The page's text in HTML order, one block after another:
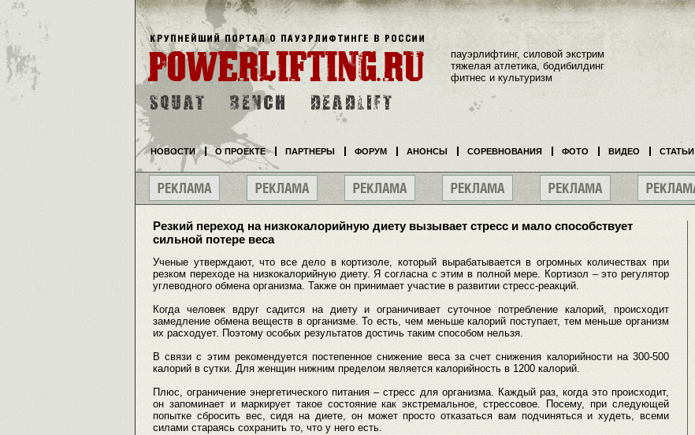
Резкий переход на низкокалорийную диету вызывает стресс и мало способствует
сильной потере веса
Ученые утверждают, что все дело в кортизоле, который вырабатывается в огромных количествах при
резком переходе на низкокалорийную диету. Я согласна с этим в полной мере. Кортизол – это регулятор
углеводного обмена организма. Также он принимает участие в развитии стресс-реакций.
Когда человек вдруг садится на диету и ограничивает суточное потребление калорий, происходит
замедление обмена веществ в организме. То есть, чем меньше калорий поступает, тем меньше организм
их расходует. Поэтому особых результатов достичь таким способом нельзя.
В связи с этим рекомендуется постепенное снижение веса за счет снижения калорийности на 300-500
калорий в сутки. Для женщин нижним пределом является калорийность в 1200 калорий.
Плюс, ограничение энергетического питания – стресс для организма. Каждый раз, когда это происходит,
он запоминает и маркирует такое состояние как экстремальное, стрессовое. Посему, при следующей
попытке сбросить вес, сидя на диете, он может просто отказаться вам подчиняться и худеть, всеми
силами стараясь сохранить то, что у него есть.
пауэрлифтинг, силовой экстрим
тяжелая атлетика, бодибилдинг
фитнес и культуризм
НОВОСТИ О ПРОЕКТЕ ПАРТНЕРЫ ФОРУМ АНОНСЫ СОРЕВНОВАНИЯ ФОТО ВИДЕО СТАТЬИ